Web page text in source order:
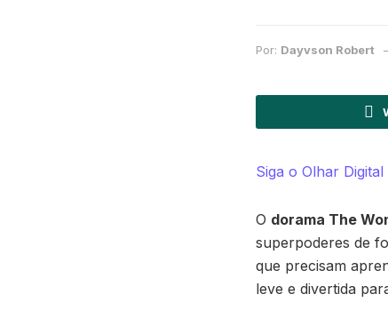
Por: Dayvson Robert
Siga o Olhar
O dorama The
superpoderes de
que precisam
leve e divertida